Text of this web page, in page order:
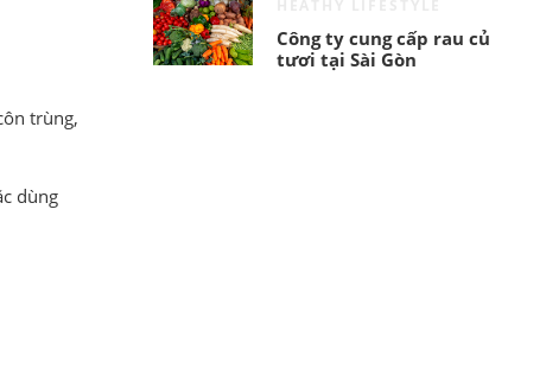
trùng,
dùng
Công ty cung cấp rau củ
tươi tại Sài Gòn